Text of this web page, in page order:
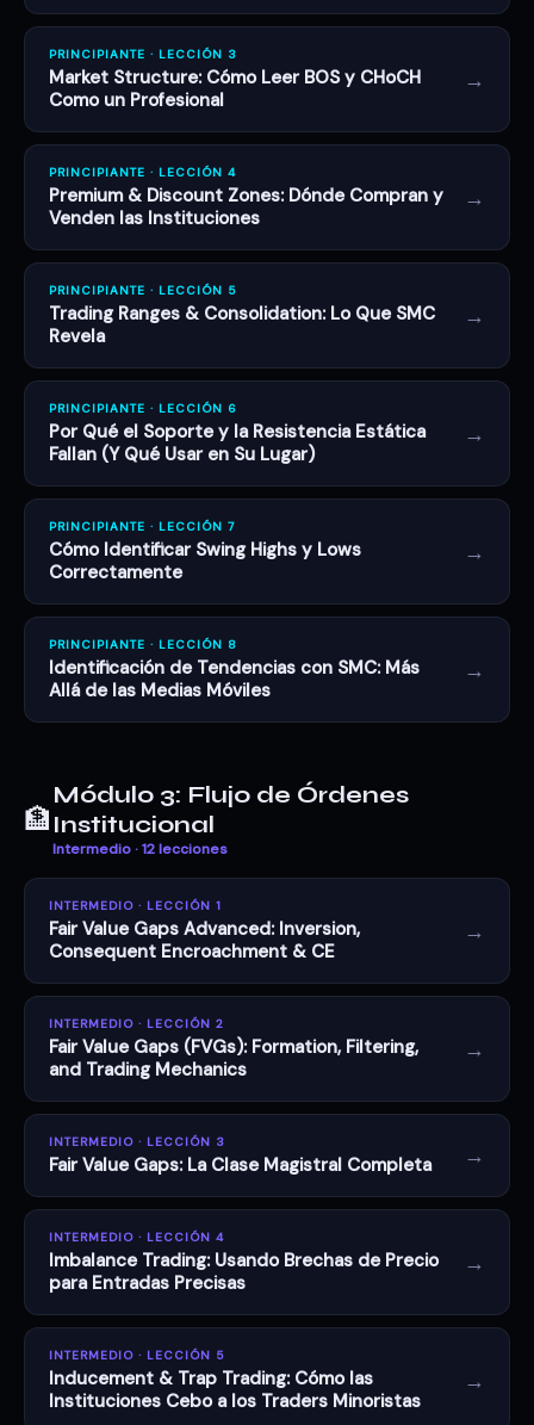
PRINCIPIANTE · LECCIÓN 3
Market Structure: Cómo Leer BOS y CHoCH
Como un Profesional
→
PRINCIPIANTE · LECCIÓN 4
Premium & Discount Zones: Dónde Compran y
Venden las Instituciones
→
PRINCIPIANTE · LECCIÓN 5
Trading Ranges & Consolidation: Lo Que SMC
Revela
→
PRINCIPIANTE · LECCIÓN 6
Por Qué el Soporte y la Resistencia Estática
Fallan (Y Qué Usar en Su Lugar)
→
PRINCIPIANTE · LECCIÓN 7
Cómo Identificar Swing Highs y Lows
Correctamente
→
PRINCIPIANTE · LECCIÓN 8
Identificación de Tendencias con SMC: Más
Allá de las Medias Móviles
→
🏦
Módulo 3: Flujo de Órdenes
Institucional
Intermedio · 12 lecciones
INTERMEDIO · LECCIÓN 1
Fair Value Gaps Advanced: Inversion,
Consequent Encroachment & CE
→
INTERMEDIO · LECCIÓN 2
Fair Value Gaps (FVGs): Formation, Filtering,
and Trading Mechanics
→
INTERMEDIO · LECCIÓN 3
Fair Value Gaps: La Clase Magistral Completa →
INTERMEDIO · LECCIÓN 4
Imbalance Trading: Usando Brechas de Precio
para Entradas Precisas
→
INTERMEDIO · LECCIÓN 5
Inducement & Trap Trading: Cómo las
Instituciones Cebo a los Traders Minoristas
→